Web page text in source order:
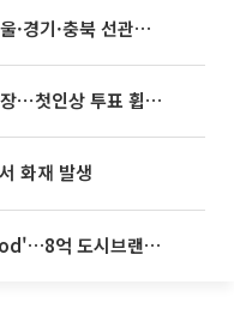
선관위 등 추가 압수수색
‘나솔사계’ 국화, 결별 후 재등장⋯첫인상 투표 휩쓸고 ‘인기녀’ 등극
화재 발생
, 용산 대통령실 CI 업체가 수행